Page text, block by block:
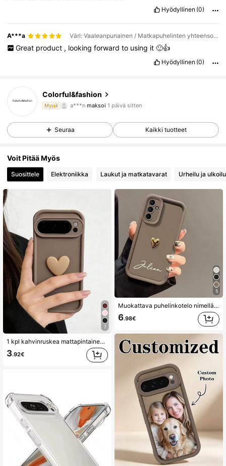
Hyödyllinen (0)
A***a Väri: Vaaleanpunainen / Matkapuhelinten yhteensopivuus: Google / Koko: Google Pixel 9 Pro
Great product , looking forward to using it 🙂👍
Hyödyllinen (0)
Colorful&fashion
Myyjä
a***nmaksoi1 päivä sitten
2***d seurasi30 minuuttia sitten
4.88 54K Seuraajat
4.88 54K Seuraajat
4.88
4.88 54K Seuraajat
4.88 54K Seuraajat
54K Seuraajat
54K Seuraajat
4.88 54K Seuraajat
Seuraa Kaikki tuotteet
Voit Pitää Myös
Suosittele Elektroniikka Laukut ja matkatavarat Urheilu ja ulkoilu
7
1 kpl kahvinruskea mattapintainen teko-silikoninen puhelinkotelo 3D-kohokuvioiduilla sydänkoristeilla ja suurella kameran aukolla, iskunkestävä putoamissuoja, erittäin suuri kohotettu kameran ikkuna, minimalistinen ja söpö puhelintarvike naisille ja teineille, sopii päivittäiseen työmatkaan, treffeille ja matkustamiseen, yhteensopiva All Series -puhelinkoteloihin
3.92€
5
Muokattava puhelinkotelo nimellä ja 3D kultainen sydänkuvio, yhteensopiva S25, S24, S23, S22, S21, S20 Ultra, 11, 12, 13, 14, 15, 16 Pro Max, silikonikotelo otteella ja iskunkestävyydellä, coquette-estetiikka, personoitu lahja
6.98€